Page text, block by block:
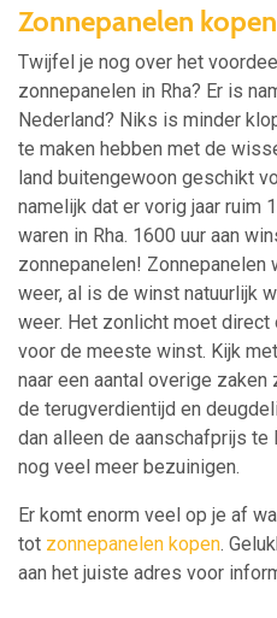
Zonnepanelen
Twijfel je nog over het
zonnepanelen in Rha? Er is
Nederland? Niks is minder
te maken hebben met de
land buitengewoon geschikt
namelijk dat er vorig jaar ruim
waren in Rha. 1600 uur aan
zonnepanelen!
weer, al is de winst natuurlijk
weer. Het zonlicht moet direct
voor de meeste winst. Kijk
naar een aantal overige zaken
de terugverdientijd en
dan alleen de aanschafprijs te
nog veel meer bezuinigen.
Er komt enorm veel op je af
tot zonnepanelen kopen.
aan het juiste adres voor